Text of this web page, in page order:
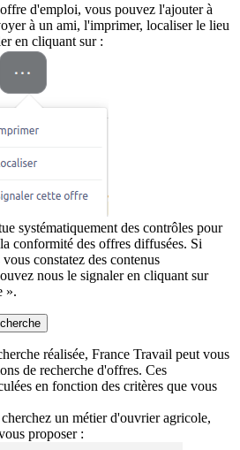
d'emploi, vous pouvez l'ajouter à
à un ami, l'imprimer, localiser le lieu
en cliquant sur :
systématiquement des contrôles pour
conformité des offres diffusées. Si
constatez des contenus
nous le signaler en cliquant sur
».
réalisée, France Travail peut vous
de recherche d'offres. Ces
en fonction des critères que vous
un métier d'ouvrier agricole,
proposer :